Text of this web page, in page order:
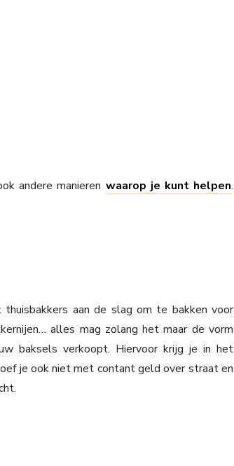
andere manieren waarop je kunt helpen.
aan de slag om te bakken voor
alles mag zolang het maar de vorm
baksels verkoopt. Hiervoor krijg je in het
je ook niet met contant geld over straat en